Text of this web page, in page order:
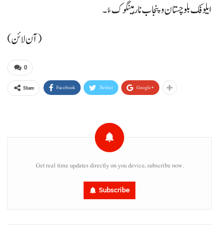
ایلوفک بلوچستان و پنجاب نا رہینگوک ءُ۔
(آن لائن)
0
Share Facebook Twitter Google+
Get real time updates directly on you device, subscribe now.
Subscribe